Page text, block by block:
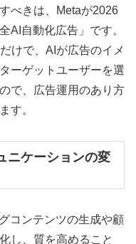
べきは、Metaが2026
AI自動化広告」です。
けで、AIが広告のイメ
ーゲットユーザーを選
で、広告運用のあり方
す。
ニケーションの変
コンテンツの生成や顧
し、質を高めること